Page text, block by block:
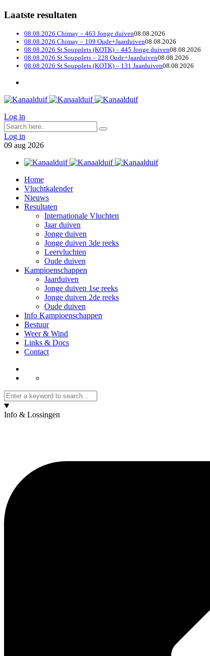
Laatste resultaten
08.08.2026 Chimay – 463 Jonge duiven08.08.2026
08.08.2026 Chimay – 109 Oude+Jaarduiven08.08.2026
08.08.2026 St.Soupplets (KOTK) – 445 Jonge duiven08.08.2026
08.08.2026 St.Soupplets – 228 Oude+Jaarduiven08.08.2026
08.08.2026 St.Soupplets (KOTK) – 131 Jaarduiven08.08.2026
Log in
Log in
09 aug 2026
Home
Vluchtkalender
Nieuws
Resultaten
Internationale Vluchten
Jaar duiven
Jonge duiven
Jonge duiven 3de reeks
Leervluchten
Oude duiven
Kampioenschappen
Jaarduiven
Jonge duiven 1se reeks
Jonge duiven 2de reeks
Oude duiven
Info Kampioenschappen
Bestuur
Weer & Wind
Links & Docs
Contact
Info & Lossingen